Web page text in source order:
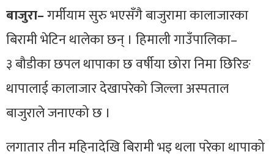
बाजुरा–गर्मीयाम सुरु भएसँगै बाजुरामा कालाजारका
बिरामी भेटिन थालेका छन् । हिमालीगाउँपालिका–
३बौडीकाछपलथापाका छ वर्षीया छोरा निमा छिरिङ
थापालाई कालाजार देखापरेको जिल्ला अस्पताल
बाजुराले जनाएको छ ।
लगातार तीन महिनादेखि बिरामी भइ थला परेका थापाको